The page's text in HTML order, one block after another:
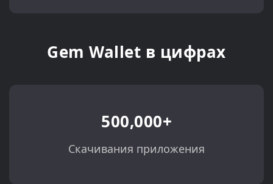
Gem Wallet в цифрах
500,000+
Скачивания приложения